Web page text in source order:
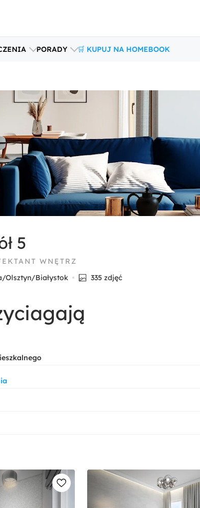
PORADY 🛒 KUPUJ NA HOMEBOOK
5
WNĘTRZ
Olsztyn/Białystok
335 zdjęć